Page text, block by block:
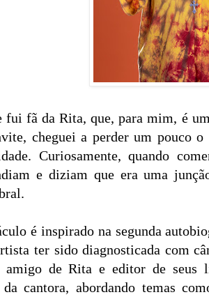
fui fã da Rita, que, para mim, é
cheguei a perder um pouco
Curiosamente, quando
e diziam que era uma
é inspirado na segunda
ter sido diagnosticada com
amigo de Rita e editor de seus
da cantora, abordando temas